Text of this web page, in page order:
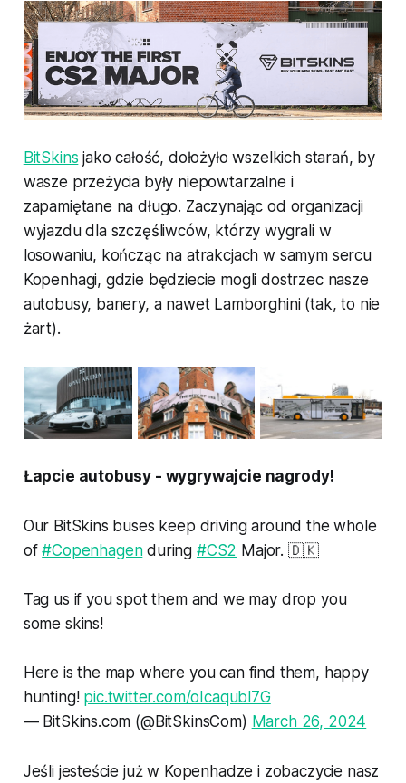
BitSkins jako całość, dołożyło wszelkich starań, by
wasze przeżycia były niepowtarzalne i
zapamiętane na długo. Zaczynając od organizacji
wyjazdu dla szczęśliwców, którzy wygrali w
losowaniu, kończąc na atrakcjach w samym sercu
Kopenhagi, gdzie będziecie mogli dostrzec nasze
autobusy, banery, a nawet Lamborghini (tak, to nie
żart).
Łapcie autobusy - wygrywajcie nagrody!
Our BitSkins buses keep driving around the whole
of#Copenhagenduring #CS2 Major. 🇩🇰
Tag us if you spot them and we may drop you
some skins!
Here is the map where you can find them, happy
hunting! pic.twitter.com/oIcaqubl7G
— BitSkins.com (@BitSkinsCom) March 26, 2024
Jeśli jesteście już w Kopenhadze i zobaczycie nasz